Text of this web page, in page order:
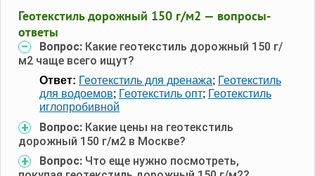
Геотекстиль дорожный 150 г/м2 — вопросы-
ответы
Вопрос: Какие геотекстиль дорожный 150 г/
м2 чаще всего ищут?
Ответ: Геотекстиль для дренажа; Геотекстиль
для водоемов; Геотекстиль опт; Геотекстиль
иглопробивной
Вопрос: Какие цены на геотекстиль
дорожный 150 г/м2 в Москве?
Вопрос: Что еще нужно посмотреть,